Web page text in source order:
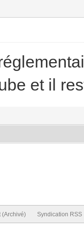
et il
(Archivé) Syndication RSS